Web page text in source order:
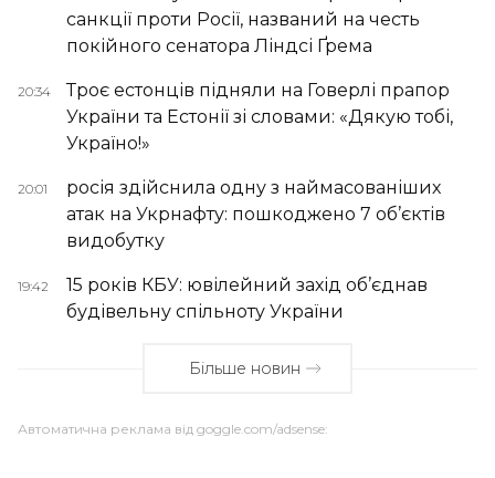
санкції проти Росії, названий на честь
покійного сенатора Ліндсі Ґрема
20:34
Троє естонців підняли на Говерлі прапор
України та Естонії зі словами: «Дякую тобі,
Україно!»
20:01
росія здійснила одну з наймасованіших
атак на Укрнафту: пошкоджено 7 об’єктів
видобутку
19:42
15 років КБУ: ювілейний захід об’єднав
будівельну спільноту України
Більше новин
Автоматична реклама від goggle.com/adsense: